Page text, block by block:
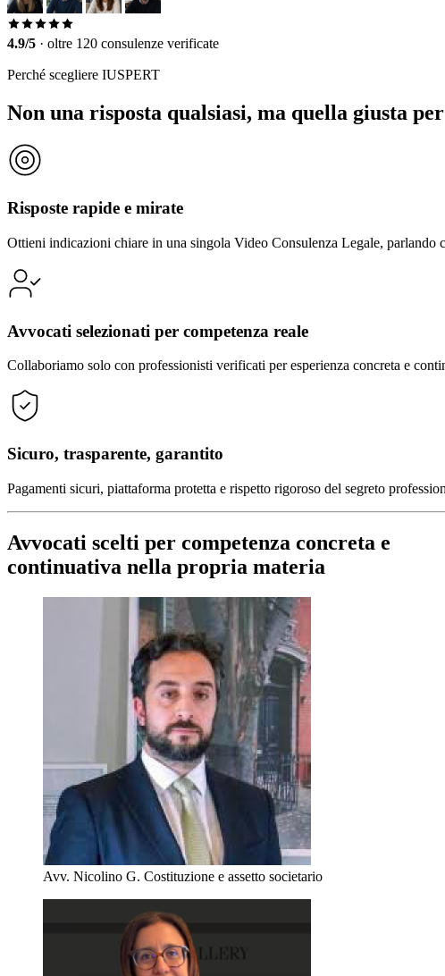
4.9/5 · oltre 120 consulenze verificate
Perché scegliere IUSPERT
Non una risposta qualsiasi, ma quella giusta
Risposte rapide e mirate
Ottieni indicazioni chiare in una singola Video Consulenza Legale, parlando
Avvocati selezionati per competenza reale
Collaboriamo solo con professionisti verificati per esperienza concreta e
Sicuro, trasparente, garantito
Pagamenti sicuri, piattaforma protetta e rispetto rigoroso del segreto
Avvocati scelti per competenza concreta e
continuativa nella propria materia
Avv. Nicolino G. Costituzione e assetto societario